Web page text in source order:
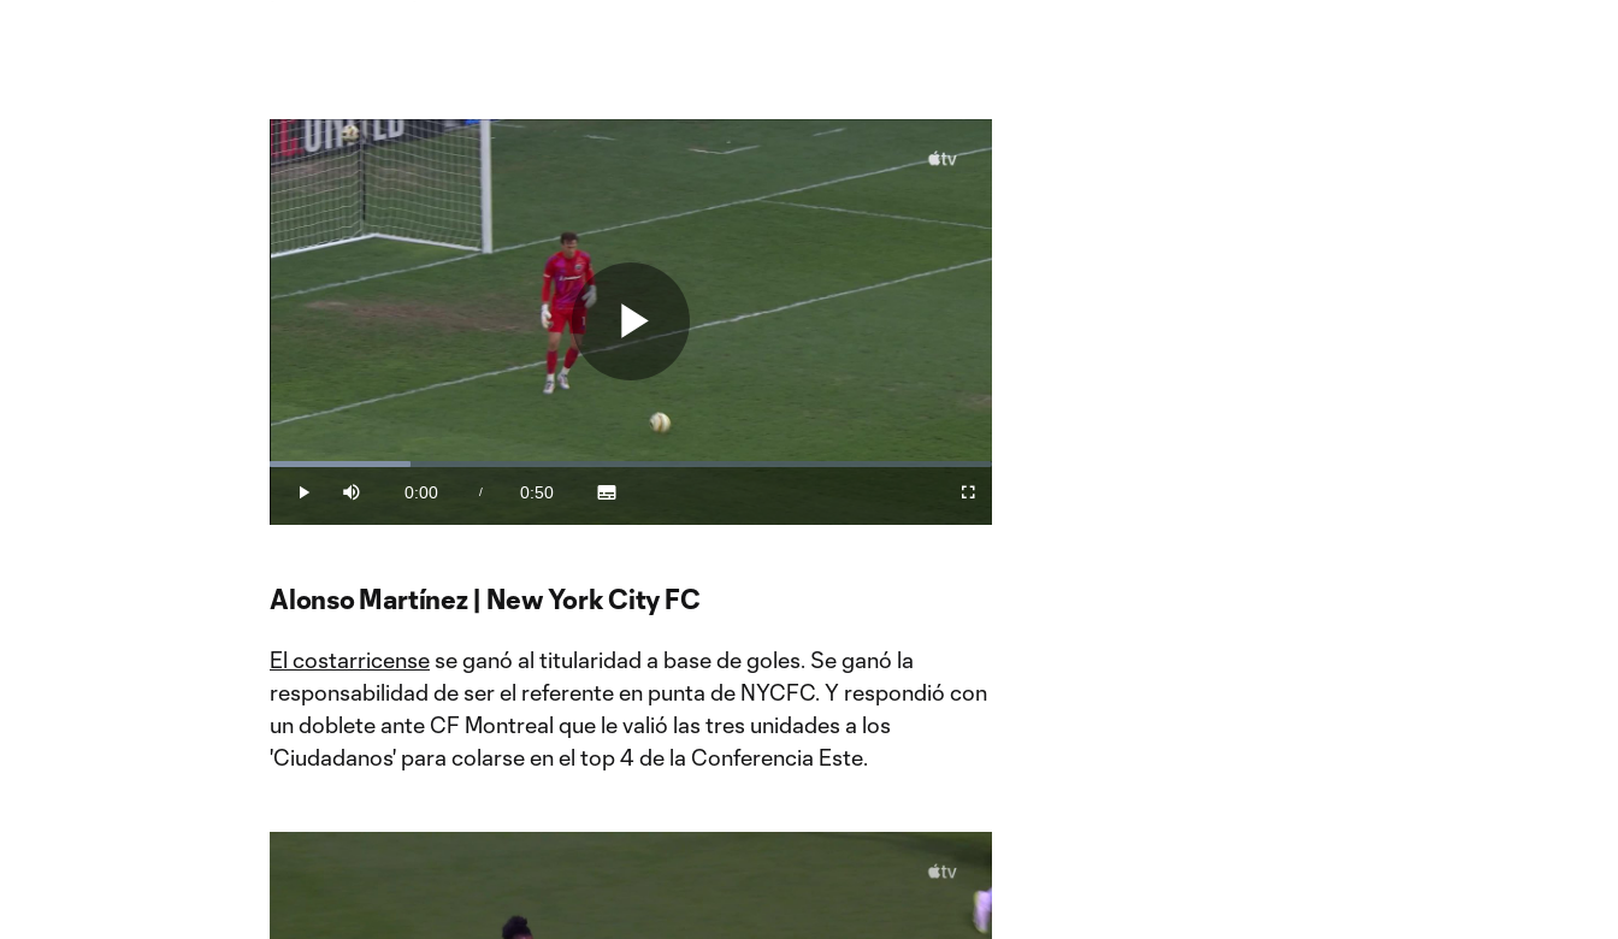
Play
Play Mute
Current
Time
0:00 /
Duration
0:50
Loaded:
Subtitles
Fullscreen
Alonso Martínez | New York City FC
El costarricense se ganó al titularidad a base de goles. Se ganó la
responsabilidad de ser el referente en punta de NYCFC. Y respondió con
un doblete ante CF Montreal que le valió las tres unidades a los
'Ciudadanos' para colarse en el top 4 de la Conferencia Este.